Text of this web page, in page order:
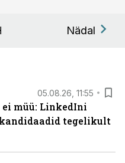
Nädal
05.08.26, 11:55
müü: LinkedIni
tegelikult